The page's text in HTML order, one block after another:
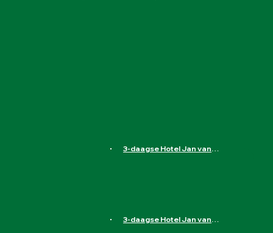
3-daagse Hotel Jan van Scorel in Schoorl
3-daagse Hotel Jan van Scorel in Schoorl